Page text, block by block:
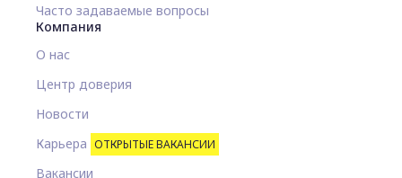
Часто задаваемые вопросы
Компания
О нас
Центр доверия
Новости
Карьера ОТКРЫТЫЕ ВАКАНСИИ
Вакансии